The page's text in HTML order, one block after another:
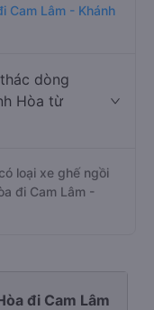
Cam Lâm - Khánh
dòng
Hòa từ
loại xe ghế ngồi
đi Cam Lâm -
đi Cam Lâm